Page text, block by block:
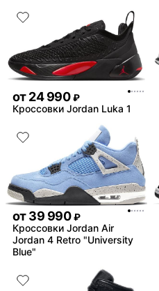
от24 990 ₽
Кроссовки Jordan Luka 1
от39 990 ₽
Кроссовки Jordan Air
Jordan 4 Retro "University
Blue"